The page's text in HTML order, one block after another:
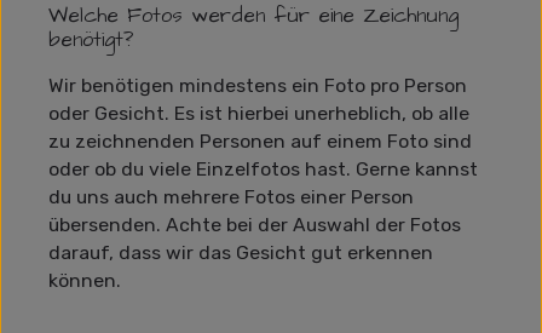
Welche Fotos werden für eine Zeichnung
benötigt?
Wir benötigen mindestens ein Foto pro Person
oder Gesicht. Es ist hierbei unerheblich, ob alle
zu zeichnenden Personen auf einem Foto sind
oder ob du viele Einzelfotos hast. Gerne kannst
du uns auch mehrere Fotos einer Person
übersenden. Achte bei der Auswahl der Fotos
darauf, dass wir das Gesicht gut erkennen
können.